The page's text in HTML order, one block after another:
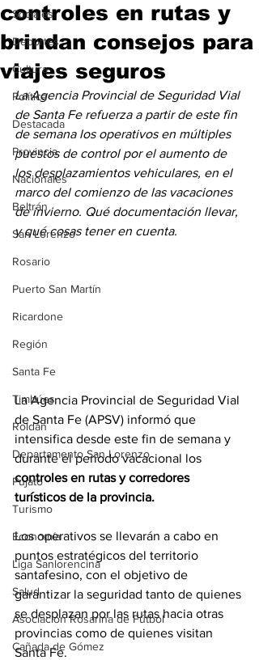
Sociales
Deportes
Cultura
Política
Destacada
Provincia
Nacionales
Beltrán
San Lorenzo
Rosario
Puerto San Martín
Ricardone
Región
Santa Fe
Timbúes
Roldán
Departamento San Lorenzo
Pujato
Turismo
Economía
Liga Sanlorencina
Salud
Asociación Rosarina de Fútbol
Cañada de Gómez
controles en rutas y
brindan consejos para
viajes seguros
La Agencia Provincial de Seguridad Vial
de Santa Fe refuerza a partir de este fin
de semana los operativos en múltiples
puestos de control por el aumento de
los desplazamientos vehiculares, en el
marco del comienzo de las vacaciones
de invierno. Qué documentación llevar,
y qué cosas tener en cuenta.
La Agencia Provincial de Seguridad Vial
de Santa Fe (APSV) informó que
intensifica desde este fin de semana y
durante el período vacacional los
controles en rutas y corredores
turísticos de la provincia.
Los operativos se llevarán a cabo en
puntos estratégicos del territorio
santafesino, con el objetivo de
garantizar la seguridad tanto de quienes
se desplazan por las rutas hacia otras
provincias como de quienes visitan
Santa Fe.